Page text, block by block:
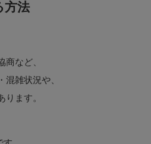
方法
商など、
混雑状況や、
ります。